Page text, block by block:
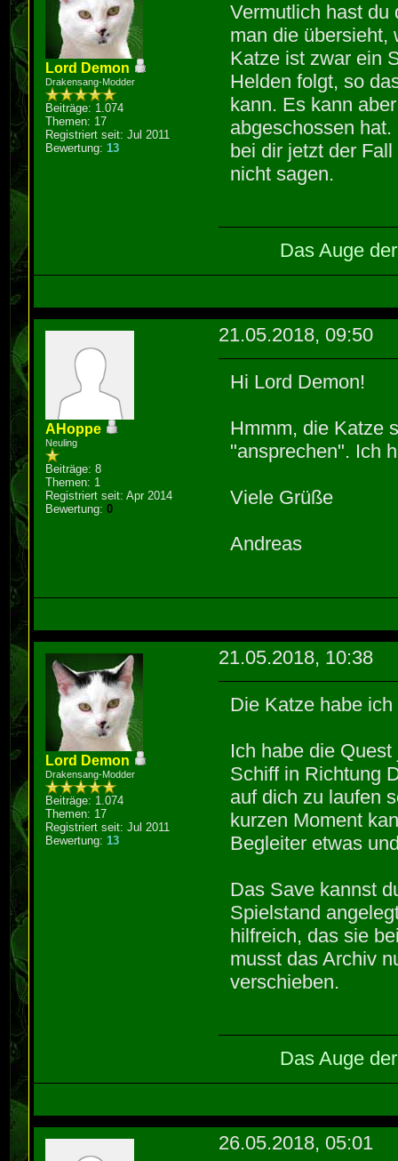
Lord Demon
Drakensang-Modder
Beiträge: 1.074
Themen: 17
Registriert seit: Jul 2011
Bewertung:13
Vermutlich hast du
man die übersieht,
Katze ist zwar ein
Helden folgt, so
kann. Es kann
abgeschossen
bei dir jetzt der
nicht sagen.
Das Auge
AHoppe
Neuling
Beiträge: 8
Themen: 1
Registriert seit: Apr 2014
Bewertung:0
21.05.2018, 09:50
Hi Lord Demon!
Hmmm, die Katze
"ansprechen". Ich
Viele Grüße
Andreas
Lord Demon
Drakensang-Modder
Beiträge: 1.074
Themen: 17
Registriert seit: Jul 2011
Bewertung:13
21.05.2018, 10:38
Die Katze habe
Ich habe die
Schiff in Richtung
auf dich zu laufen
kurzen Moment
Begleiter etwas
Das Save kannst
Spielstand
hilfreich, das sie
musst das Archiv
verschieben.
Das Auge
26.05.2018, 05:01